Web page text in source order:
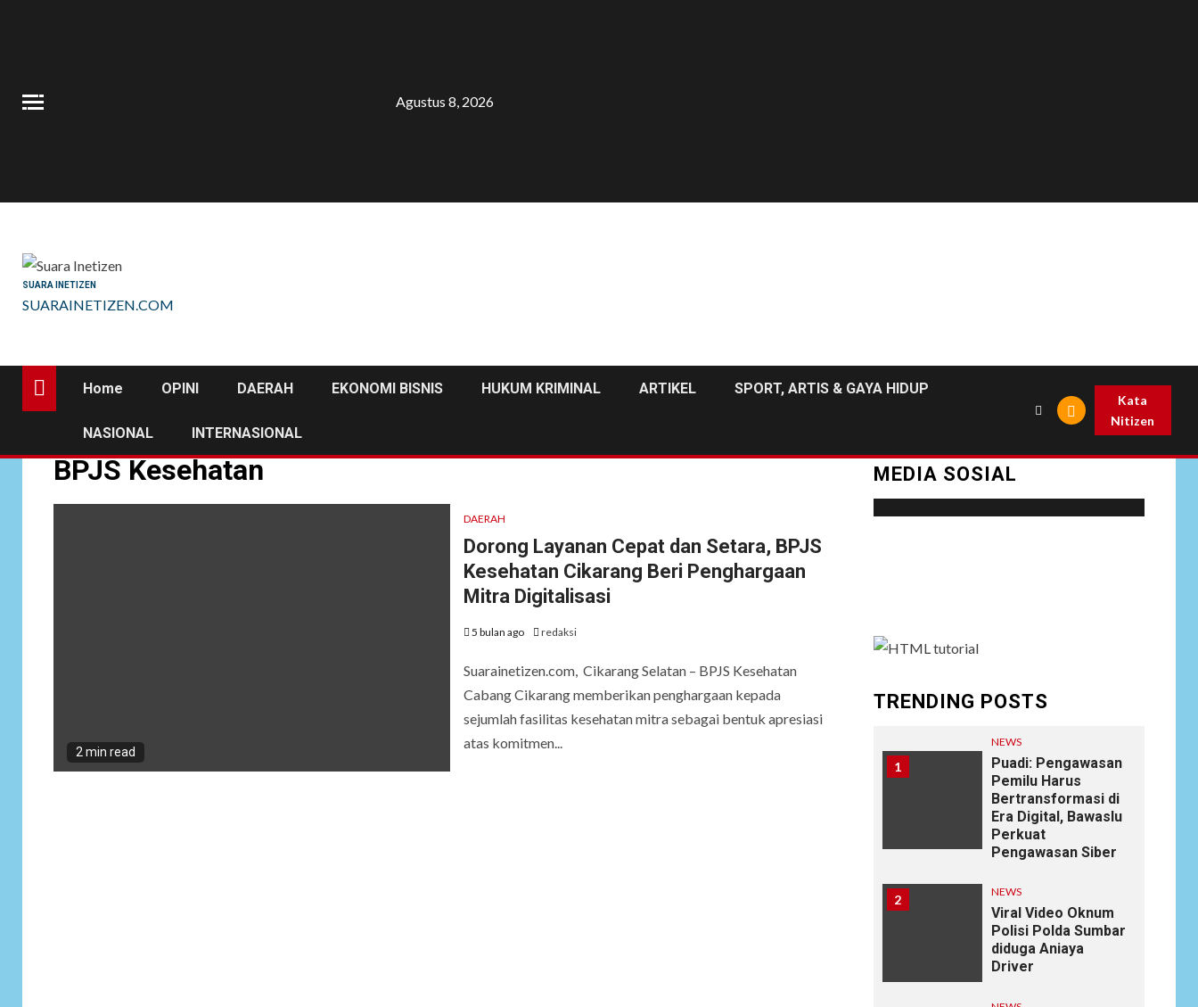
Agustus 8, 2026
SUARA INETIZEN
SUARAINETIZEN.COM
Home OPINI DAERAH EKONOMI BISNIS HUKUM KRIMINAL ARTIKEL SPORT, ARTIS & GAYA HIDUP
NASIONAL INTERNASIONAL
Kata
Nitizen
BPJS Kesehatan
2 min read
DAERAH
Dorong Layanan Cepat dan Setara, BPJS
Kesehatan Cikarang Beri Penghargaan
Mitra Digitalisasi
5 bulan ago redaksi
Suarainetizen.com, Cikarang Selatan – BPJS Kesehatan
Cabang Cikarang memberikan penghargaan kepada
sejumlah fasilitas kesehatan mitra sebagai bentuk apresiasi
atas komitmen...
MEDIA SOSIAL
TRENDING POSTS
1
NEWS
Puadi: Pengawasan
Pemilu Harus
Bertransformasi di
Era Digital, Bawaslu
Perkuat
Pengawasan Siber
2 NEWS
Viral Video Oknum
Polisi Polda Sumbar
diduga Aniaya
Driver